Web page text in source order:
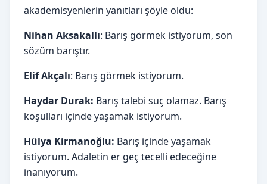
akademisyenlerin yanıtları şöyle oldu:
Nihan Aksakallı: Barış görmek istiyorum, son
sözüm barıştır.
Elif Akçalı: Barış görmek istiyorum.
Haydar Durak: Barış talebi suç olamaz. Barış
koşulları içinde yaşamak istiyorum.
Hülya Kirmanoğlu: Barış içinde yaşamak
istiyorum. Adaletin er geç tecelli edeceğine
inanıyorum.